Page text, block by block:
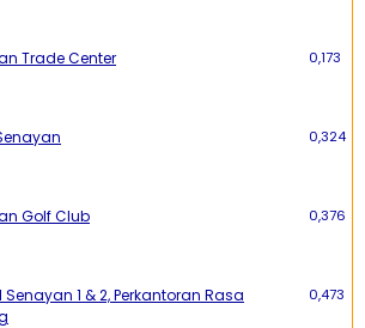
Trade Center 0,173
0,324
Golf Club 0,376
Senayan 1 & 2, Perkantoran Rasa
0,473